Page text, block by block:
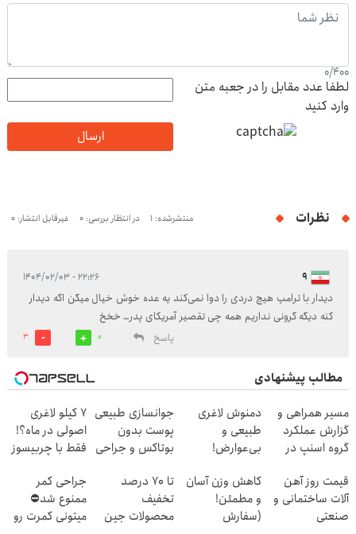
0/400
لطفا عدد مقابل را در جعبه متن
وارد کنید
ارسال
نظرات منتشرشده: 1 در انتظار بررسی: 0 غیرقابل انتشار: 0
۹ ۲۲:۲۶ - ۱۴۰۴/۰۲/۰۳
دیدار با ترامپ هیچ دردی را دوا نمی‌کند یه عده خوش خیال میگن اگه دیدار
کنه دیگه گرونی نداریم همه چی تقصیر آمریکای پدر… خخخ
پاسخ
0
3
مطالب پیشنهادی
مسیر همراهی و
گزارش عملکرد
گروه اسنپ در
دمنوش لاغری
طبیعی و
بی‌عوارض!
50%تخفیف تا
امشب(کلیک کن)
جوانسازی طبیعی
پوست بدون
بوتاکس و جراحی
تخفیف ویژه
۷ کیلو لاغری
اصولی در ماه؟!
فقط با چربیسوز
ممکنه(کلیک کن
بخر)
قیمت روز آهن
آلات ساختمانی و
صنعتی
کاهش وزن آسان
و مطمئن!
(سفارش
تا 70 درصد
تخفیف
محصولات جین
جراحی کمر
ممنوع شد⛔
میتونی کمرت رو